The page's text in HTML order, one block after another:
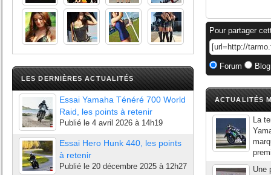
LES DERNIÈRES ACTUALITÉS
Essai Yamaha Ténéré 700 World
Raid, les points à retenir
Publié le 4 avril 2026 à 14h19
Essai Hero Hunk 440, les points
à retenir
Publié le 20 décembre 2025 à 12h27
Pour partager
Forum
ACTUALITÉS
La
Une